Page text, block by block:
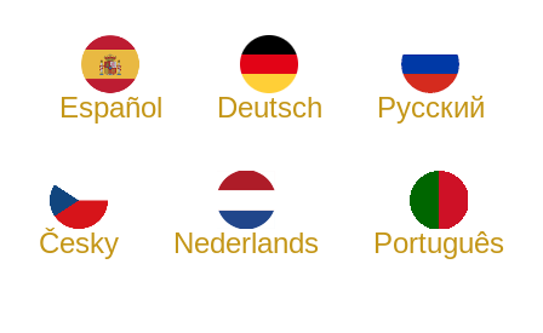
Español Deutsch Русский
Česky Nederlands Português